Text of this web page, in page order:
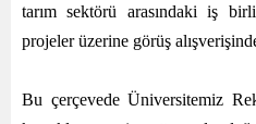
tarım sektörü arasındaki iş
projeler üzerine görüş
Bu çerçevede Üniversitemiz